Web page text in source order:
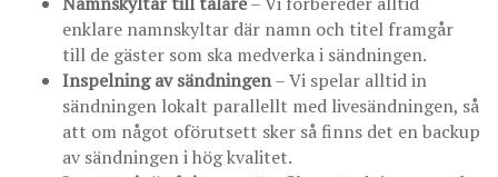
enklare namnskyltar där namn och titel framgår
till de gäster som ska medverka i sändningen.
Inspelning av sändningen– Vi spelar alltid in
sändningen lokalt parallellt med livesändningen, så
att om något oförutsett sker så finns det en backup
av sändningen i hög kvalitet.